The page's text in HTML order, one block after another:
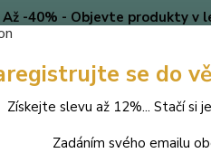
Až -40% - Objevte produkty v
🎄 VÁNOCE Blog se do
Získejte slevu až 12%... Stačí si
Zadáním svého emailu